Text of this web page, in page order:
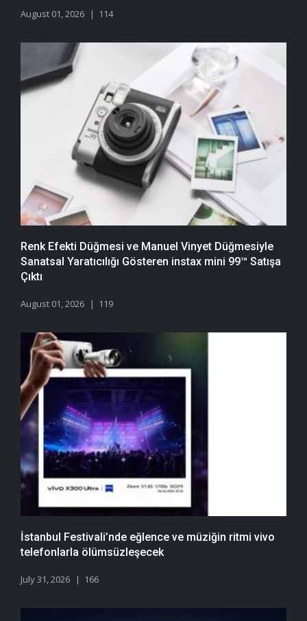
August 01, 2026 114
Renk Efekti Düğmesi ve Manuel Vinyet Düğmesiyle
Sanatsal Yaratıcılığı Gösteren instax mini 99™ Satışa
Çıktı
August 01, 2026 119
İstanbul Festivali’nde eğlence ve müziğin ritmi vivo
telefonlarla ölümsüzleşecek
July 31, 2026 166